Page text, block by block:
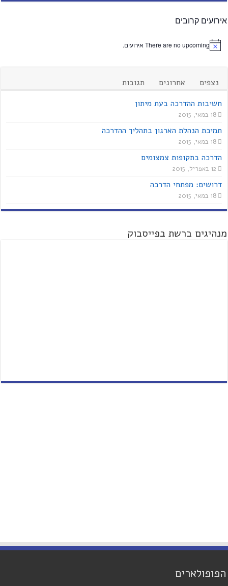
אירועים קרובים
There are no upcoming אירועים.
נצפים אחרונים
תגובות
חשיבות ההדרכה בעת מיתון
18 במאי, 2015
תמיכת הנהלת הארגון בתהליך ההדרכה
18 במאי, 2015
הדרכה בתקופות צמצומים
12 באפריל, 2015
דרושים: מפתחי הדרכה
18 במאי, 2015
מנהיגים ברשת בפייסבוק
הפופולארים